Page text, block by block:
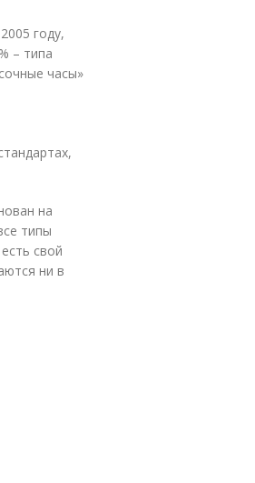
году,
– типа
часы»
на
типы
свой
ни в